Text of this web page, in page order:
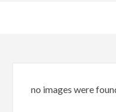
no images were